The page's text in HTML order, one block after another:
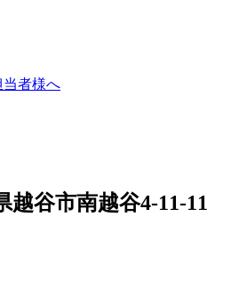
当者様へ
越谷市南越谷4-11-11